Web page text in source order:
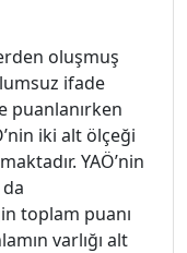
oluşmuş
ifade
puanlanırken
iki alt ölçeği
YAÖ’nin
toplam puanı
varlığı alt